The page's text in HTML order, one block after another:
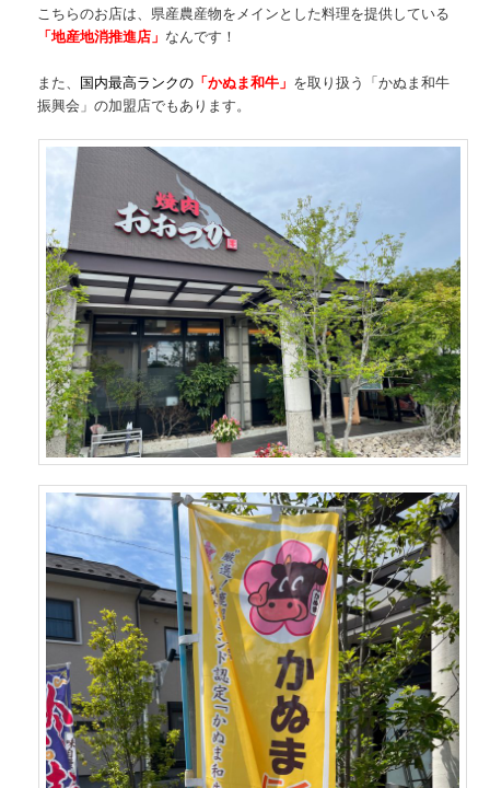
こちらのお店は、県産農産物をメインとした料理を提供している
「地産地消推進店」 なんです！
また、 国内最高ランクの 「かぬま和牛」 を取り扱う「かぬま和牛
振興会」の加盟店でもあります。